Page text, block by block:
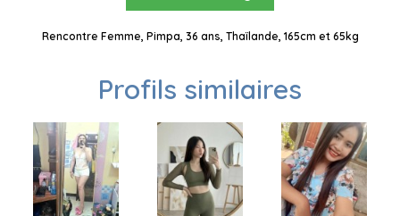
Rencontre Femme, Pimpa, 36 ans, Thaïlande, 165cm et 65kg
Profils similaires